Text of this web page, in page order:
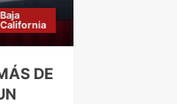
Baja
California
DE